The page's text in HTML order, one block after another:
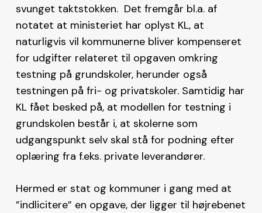
svunget taktstokken. Det fremgår bl.a. af
notatet at ministeriet har oplyst KL, at
naturligvis vil kommunerne bliver kompenseret
for udgifter relateret til opgaven omkring
testning på grundskoler, herunder også
testningen på fri- og privatskoler. Samtidig har
KL fået besked på, at modellen for testning i
grundskolen består i, at skolerne som
udgangspunkt selv skal stå for podning efter
oplæring fra f.eks. private leverandører.
Hermed er stat og kommuner i gang med at
”indlicitere” en opgave, der ligger til højrebenet